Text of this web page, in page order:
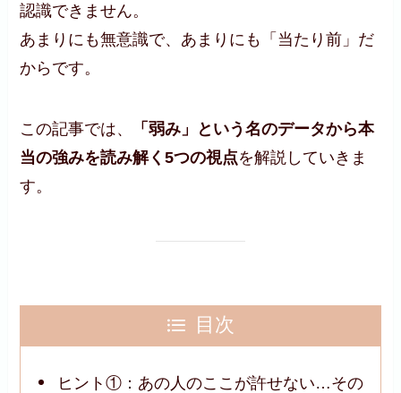
認識できません。
あまりにも無意識で、あまりにも「当たり前」だ
からです。
この記事では、
「弱み」という名のデータから本
当の強みを読み解く5つの視点を解説していきま
す。
目次
ヒント①：あの人のここが許せない…その